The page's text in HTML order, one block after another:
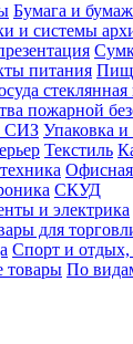
Бумага и
и системы
питания
стеклянная
пожарной
СИЗ Упаковка и
Текстиль
СКУД
и электрика
для
Спорт и отдых,
товары По